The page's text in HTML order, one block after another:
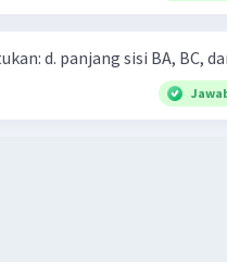
Perhatikan gambar. Tentukan: d. panjang sisi BA,